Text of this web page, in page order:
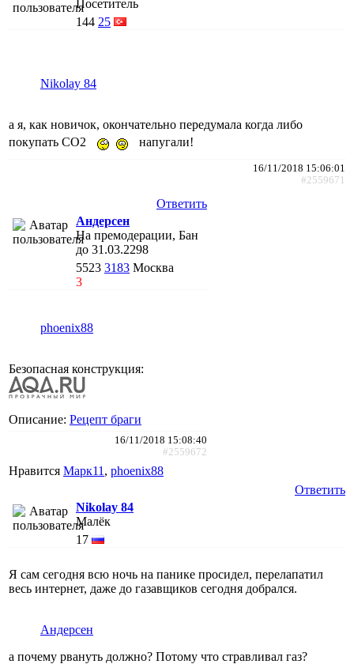
Посетитель
144 25
Nikolay 84
а я, как новичок, окончательно передумала когда либо
покупать СО2
напугали!
16/11/2018 15:06:01
#2559671
Ответить
Андерсен
На премодерации, Бан
до 31.03.2298
5523 3183 Москва
3
phoenix88
Безопасная конструкция:
Описание: Рецепт браги
16/11/2018 15:08:40
#2559672
Нравится Марк11 , phoenix88
Ответить
Nikolay 84
Малёк
17
Я сам сегодня всю ночь на панике просидел, перелапатил
весь интернет, даже до газавщиков сегодня добрался.
Андерсен
а почему рвануть должно? Потому что стравливал газ?